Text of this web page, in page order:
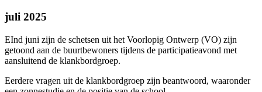
juli 2025
EInd juni zijn de schetsen uit het Voorlopig Ontwerp (VO) zijn
getoond aan de buurtbewoners tijdens de participatieavond met
aansluitend de klankbordgroep.
Eerdere vragen uit de klankbordgroep zijn beantwoord, waaronder